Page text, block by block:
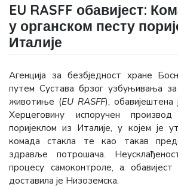
EU RASFF обавијест:
у органском песту
Италије
Агенција за безбједност хране
путем Сустава брзог узбуњивања
животиње (EU RASFF),
Херцеговину испоручен
поријеклом из Италије, у којем је
комада стакла те као такав
здравље потрошача.
процесу самоконтроле, а обавијест
доставила је Низоземска.